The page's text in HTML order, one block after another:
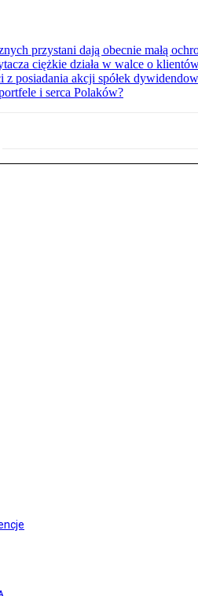
przystani dają obecnie małą
ciężkie działa w walce o
z posiadania akcji spółek
i serca Polaków?